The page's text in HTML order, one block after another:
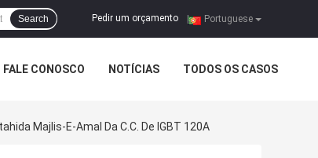
Portuguese
Pedir um orçamento |
Search
FALE CONOSCO NOTÍCIAS TODOS OS CASOS
Majlis-E-Amal Da C.C. De IGBT 120A